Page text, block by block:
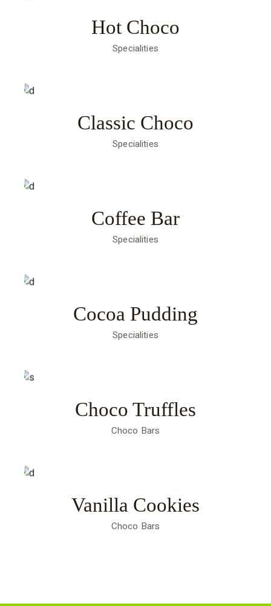
Hot Choco
Specialities
Classic Choco
Specialities
Coffee Bar
Specialities
Cocoa Pudding
Specialities
Choco Truffles
Choco Bars
Vanilla Cookies
Choco Bars